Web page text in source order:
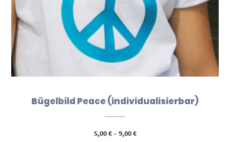
Bügelbild Peace (individualisierbar)
5,00€–9,00€Preisspanne: